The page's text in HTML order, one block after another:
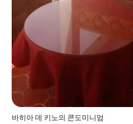
바히아 데 키노의 콘도미니엄